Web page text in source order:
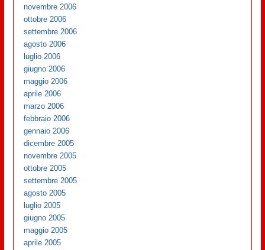
novembre 2006
ottobre 2006
settembre 2006
agosto 2006
luglio 2006
giugno 2006
maggio 2006
aprile 2006
marzo 2006
febbraio 2006
gennaio 2006
dicembre 2005
novembre 2005
ottobre 2005
settembre 2005
agosto 2005
luglio 2005
giugno 2005
maggio 2005
aprile 2005